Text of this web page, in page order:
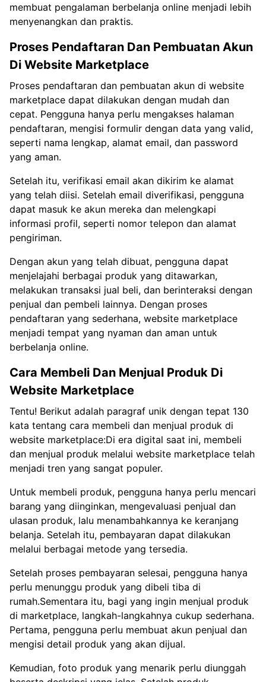
membuat pengalaman berbelanja online menjadi lebih
menyenangkan dan praktis.
Proses Pendaftaran Dan Pembuatan Akun
Di Website Marketplace
Proses pendaftaran dan pembuatan akun di website
marketplace dapat dilakukan dengan mudah dan
cepat. Pengguna hanya perlu mengakses halaman
pendaftaran, mengisi formulir dengan data yang valid,
seperti nama lengkap, alamat email, dan password
yang aman.
Setelah itu, verifikasi email akan dikirim ke alamat
yang telah diisi. Setelah email diverifikasi, pengguna
dapat masuk ke akun mereka dan melengkapi
informasi profil, seperti nomor telepon dan alamat
pengiriman.
Dengan akun yang telah dibuat, pengguna dapat
menjelajahi berbagai produk yang ditawarkan,
melakukan transaksi jual beli, dan berinteraksi dengan
penjual dan pembeli lainnya. Dengan proses
pendaftaran yang sederhana, website marketplace
menjadi tempat yang nyaman dan aman untuk
berbelanja online.
Cara Membeli Dan Menjual Produk Di
Website Marketplace
Tentu! Berikut adalah paragraf unik dengan tepat 130
kata tentang cara membeli dan menjual produk di
website marketplace:Di era digital saat ini, membeli
dan menjual produk melalui website marketplace telah
menjadi tren yang sangat populer.
Untuk membeli produk, pengguna hanya perlu mencari
barang yang diinginkan, mengevaluasi penjual dan
ulasan produk, lalu menambahkannya ke keranjang
belanja. Setelah itu, pembayaran dapat dilakukan
melalui berbagai metode yang tersedia.
Setelah proses pembayaran selesai, pengguna hanya
perlu menunggu produk yang dibeli tiba di
rumah.Sementara itu, bagi yang ingin menjual produk
di marketplace, langkah-langkahnya cukup sederhana.
Pertama, pengguna perlu membuat akun penjual dan
mengisi detail produk yang akan dijual.
Kemudian, foto produk yang menarik perlu diunggah